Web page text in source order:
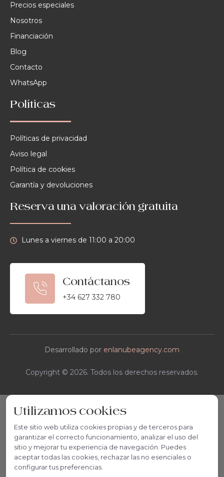
Precios especiales
Nosotros
Financiación
Blog
Contacto
WhatsApp
Políticas
Políticas de privacidad
Aviso legal
Política de cookies
Garantía y devoluciones
Reserva una valoración gratuita
Lunes a viernes de 11:00 a 20:00
Contáctanos
+34 627 332 780
Desarrollado por enlanubeagency.com
Copyright © 2026. Todos los derechos reservados.
Utilizamos cookies
Este sitio web utiliza cookies propias y de terceros para
garantizar el correcto funcionamiento, analizar el uso del
sitio y mejorar tu experiencia de navegación. Puedes
aceptar todas las cookies, rechazar las no esenciales o
configurar tus preferencias.